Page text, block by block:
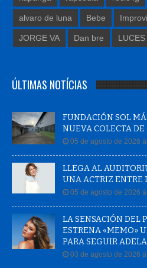
alvaro de luna Bebe Improvi
JORGE VA Dan bre LUCES
NUEVA COLECTA
05 de agosto de 2026
LLEGA AL
UNA ACTRIZ ENTRE
05 de agosto de 2026
LA SENSACIÓN DEL
ESTRENA «MEMO»
PARA SEGUIR
03 de agosto de 2026